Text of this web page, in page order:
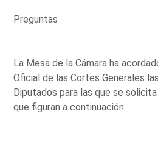
Preguntas
La Mesa de la Cámara ha
Oficial de las Cortes Generales
Diputados para las que se
que figuran a continuación.